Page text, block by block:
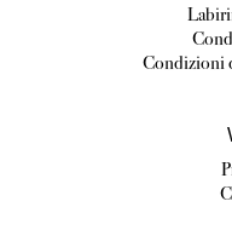
Condizioni